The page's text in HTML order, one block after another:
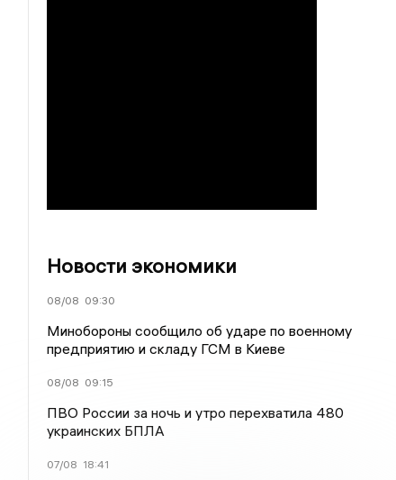
Новости экономики
08/08 09:30
Минобороны сообщило об ударе по военному
предприятию и складу ГСМ в Киеве
08/08 09:15
ПВО России за ночь и утро перехватила 480
украинских БПЛА
07/08 18:41